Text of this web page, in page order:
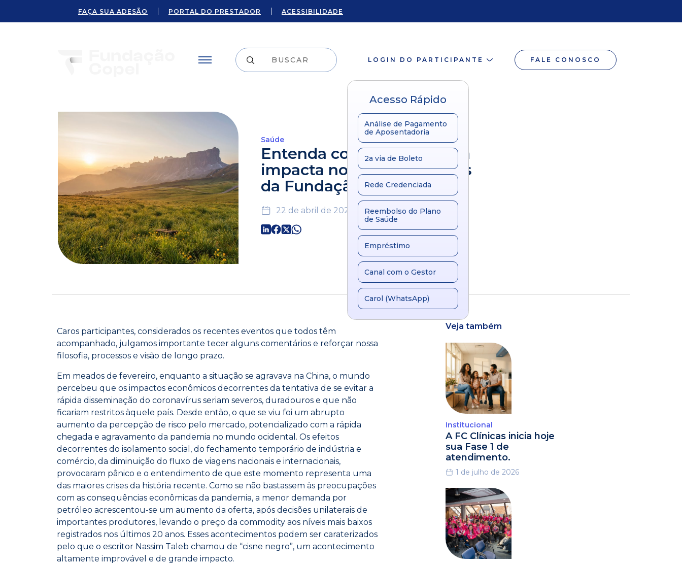
FAÇA SUA ADESÃO PORTAL DO PRESTADOR ACESSIBILIDADE
LOGIN DO PARTICIPANTE FALE CONOSCO
Acesso Rápido
Análise de Pagamento
de Aposentadoria
2a via de Boleto
Rede Credenciada
Reembolso do Plano
de Saúde
Empréstimo
Canal com o Gestor
Carol (WhatsApp)
Saúde
Entenda como a pandemia
impacta nos investimentos
da Fundação Copel
22 de abril de 2020
Caros participantes, considerados os recentes eventos que todos têm
acompanhado, julgamos importante tecer alguns comentários e reforçar nossa
filosofia, processos e visão de longo prazo.
Em meados de fevereiro, enquanto a situação se agravava na China, o mundo
percebeu que os impactos econômicos decorrentes da tentativa de se evitar a
rápida disseminação do coronavírus seriam severos, duradouros e que não
ficariam restritos àquele país. Desde então, o que se viu foi um abrupto
aumento da percepção de risco pelo mercado, potencializado com a rápida
chegada e agravamento da pandemia no mundo ocidental. Os efeitos
decorrentes do isolamento social, do fechamento temporário de indústria e
comércio, da diminuição do fluxo de viagens nacionais e internacionais,
provocaram pânico e o entendimento de que este momento representa uma
das maiores crises da história recente. Como se não bastassem às preocupações
com as consequências econômicas da pandemia, a menor demanda por
petróleo acrescentou-se um aumento da oferta, após decisões unilaterais de
importantes produtores, levando o preço da commodity aos níveis mais baixos
registrados nos últimos 20 anos. Esses acontecimentos podem ser caraterizados
pelo que o escritor Nassim Taleb chamou de “cisne negro”, um acontecimento
altamente improvável e de grande impacto.
Veja também
Institucional
A FC Clínicas inicia hoje
sua Fase 1 de
atendimento.
1 de julho de 2026